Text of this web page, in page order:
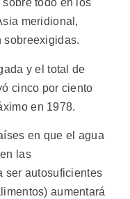
todo en los
meridional,
sobreexigidas.
y el total de
cinco por ciento
en 1978.
en que el agua
las
ser autosuficientes
aumentará